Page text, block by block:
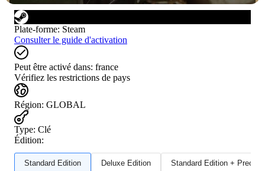
Plate-forme: Steam
Consulter le guide d'activation
Peut être activé dans: france
Vérifiez les restrictions de pays
Région: GLOBAL
Type: Clé
Édition:
Standard Edition Deluxe Edition Standard Edition +